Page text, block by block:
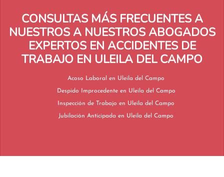
CONSULTAS MÁS FRECUENTES A
NUESTROS A NUESTROS ABOGADOS
EXPERTOS EN ACCIDENTES DE
TRABAJO EN ULEILA DEL CAMPO
Acoso Laboral en Uleila del Campo
Despido Improcedente en Uleila del Campo
Inspección de Trabajo en Uleila del Campo
Jubilación Anticipada en Uleila del Campo